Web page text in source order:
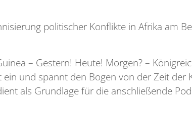
politischer Konflikte in Afrika am
– Gestern! Heute! Morgen? –
und spannt den Bogen von der Zeit
als Grundlage für die anschließende